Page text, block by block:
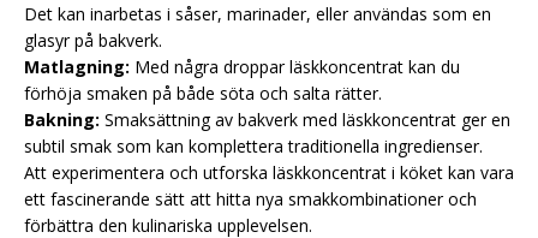
Det kan inarbetas i såser, marinader, eller användas som en
glasyr på bakverk.
Matlagning: Med några droppar läskkoncentrat kan du
förhöja smaken på både söta och salta rätter.
Bakning: Smaksättning av bakverk med läskkoncentrat ger en
subtil smak som kan komplettera traditionella ingredienser.
Att experimentera och utforska läskkoncentrat i köket kan vara
ett fascinerande sätt att hitta nya smakkombinationer och
förbättra den kulinariska upplevelsen.